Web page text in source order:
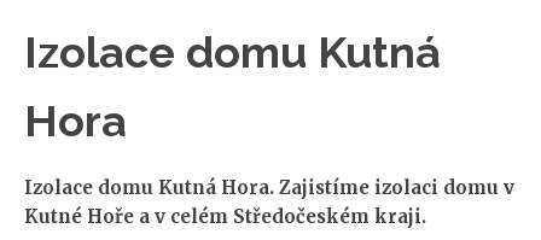
Izolace domu Kutná
Hora
Izolace domu Kutná Hora. Zajistíme izolaci domu v
Kutné Hoře a v celém Středočeském kraji.